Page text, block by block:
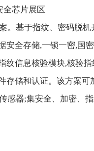
全芯片展区
。基于指纹、密码脱
全存储,一锁一密,国
信息核验模块,核验
储和认证。该方案
感器;集安全、加密、